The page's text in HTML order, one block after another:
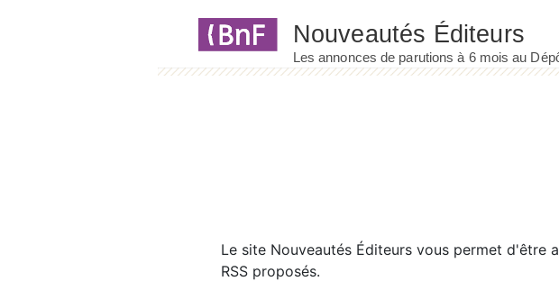
Le site Nouveautés Éditeurs vous permet d'être
RSS proposés.